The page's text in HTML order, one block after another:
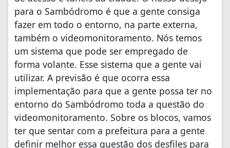
para o Sambódromo é que a gente consiga
fazer em todo o entorno, na parte externa,
também o videomonitoramento. Nós temos
um sistema que pode ser empregado de
forma volante. Esse sistema que a gente vai
utilizar. A previsão é que ocorra essa
implementação para que a gente possa ter no
entorno do Sambódromo toda a questão do
videomonitoramento. Sobre os blocos, vamos
ter que sentar com a prefeitura para a gente
definir melhor essa questão dos desfiles para